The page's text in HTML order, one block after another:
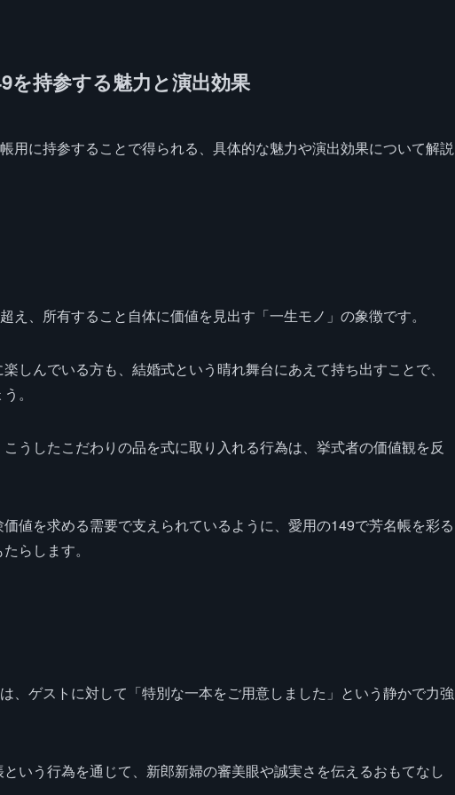
を持参する魅力と演出効果
用に持参することで得られる、具体的な魅力や演出効果について解説
え、所有すること自体に価値を見出す「一生モノ」の象徴です。
しんでいる方も、結婚式という晴れ舞台にあえて持ち出すことで、
。
うしたこだわりの品を式に取り入れる行為は、挙式者の価値観を反
値を求める需要で支えられているように、愛用の149で芳名帳を彩る
らします。
、ゲストに対して「特別な一本をご用意しました」という静かで力強
いう行為を通じて、新郎新婦の審美眼や誠実さを伝えるおもてなし